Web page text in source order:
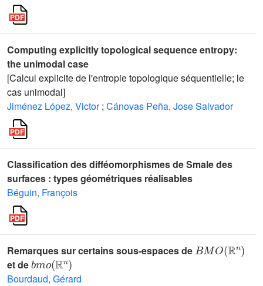
Computing explicitly topological sequence entropy:
the unimodal case
[Calcul explicite de l'entropie topologique séquentielle; le
cas unimodal]
Jiménez López, Victor ; Cánovas Peña, Jose Salvador
Classification des difféomorphismes de Smale des
surfaces : types géométriques réalisables
Béguin, François
Remarques sur certains sous-espaces de
ℝ )
et de
bmo(ℝn)
Bourdaud, Gérard